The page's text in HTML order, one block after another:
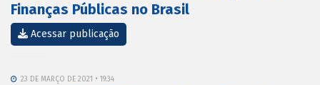
Finanças Públicas no Brasil
Acessar publicação
23 DE MARÇO DE 2021 • 19:34